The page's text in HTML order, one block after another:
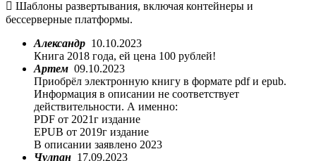
 Шаблоны развертывания, включая контейнеры и
бессерверные платформы.
Александр 10.10.2023
Книга 2018 года, ей цена 100 рублей!
Артем 09.10.2023
Приобрёл электронную книгу в формате pdf и epub.
Информация в описании не соответствует
действительности. А именно:
PDF от 2021г издание
EPUB от 2019г издание
В описании заявлено 2023
Чулпан 17.09.2023